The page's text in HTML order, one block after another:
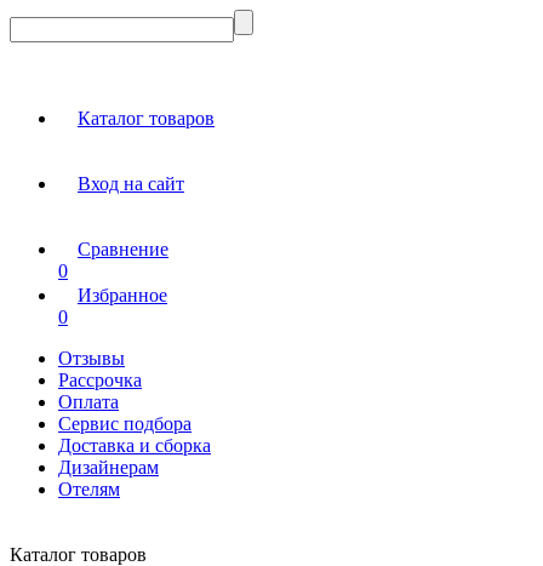
Каталог товаров
Вход на сайт
Сравнение
0
Избранное
0
Отзывы
Рассрочка
Оплата
Сервис подбора
Доставка и сборка
Дизайнерам
Отелям
Каталог товаров